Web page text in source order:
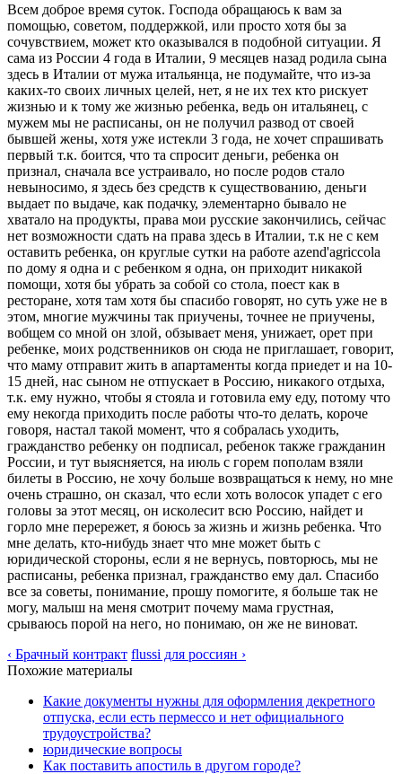
Всем доброе время суток. Господа обращаюсь к вам за
помощью, советом, поддержкой, или просто хотя бы за
сочувствием, может кто оказывался в подобной ситуации. Я
сама из России 4 года в Италии, 9 месяцев назад родила сына
здесь в Италии от мужа итальянца, не подумайте, что из-за
каких-то своих личных целей, нет, я не их тех кто рискует
жизнью и к тому же жизнью ребенка, ведь он итальянец, с
мужем мы не расписаны, он не получил развод от своей
бывшей жены, хотя уже истекли 3 года, не хочет спрашивать
первый т.к. боится, что та спросит деньги, ребенка он
признал, сначала все устраивало, но после родов стало
невыносимо, я здесь без средств к существованию, деньги
выдает по выдаче, как подачку, элементарно бывало не
хватало на продукты, права мои русские закончились, сейчас
нет возможности сдать на права здесь в Италии, т.к не с кем
оставить ребенка, он круглые сутки на работе azend'agriccola
по дому я одна и с ребенком я одна, он приходит никакой
помощи, хотя бы убрать за собой со стола, поест как в
ресторане, хотя там хотя бы спасибо говорят, но суть уже не в
этом, многие мужчины так приучены, точнее не приучены,
вобщем со мной он злой, обзывает меня, унижает, орет при
ребенке, моих родственников он сюда не приглашает, говорит,
что маму отправит жить в апартаменты когда приедет и на 10-
15 дней, нас сыном не отпускает в Россию, никакого отдыха,
т.к. ему нужно, чтобы я стояла и готовила ему еду, потому что
ему некогда приходить после работы что-то делать, короче
говоря, настал такой момент, что я собралась уходить,
гражданство ребенку он подписал, ребенок также гражданин
России, и тут выясняется, на июль с горем пополам взяли
билеты в Россию, не хочу больше возвращаться к нему, но мне
очень страшно, он сказал, что если хоть волосок упадет с его
головы за этот месяц, он исколесит всю Россию, найдет и
горло мне перережет, я боюсь за жизнь и жизнь ребенка. Что
мне делать, кто-нибудь знает что мне может быть с
юридической стороны, если я не вернусь, повторюсь, мы не
расписаны, ребенка признал, гражданство ему дал. Спасибо
все за советы, понимание, прошу помогите, я больше так не
могу, малыш на меня смотрит почему мама грустная,
срываюсь порой на него, но понимаю, он же не виноват.
‹ Брачный контракт flussi для россиян ›
Похожие материалы
Какие документы нужны для оформления декретного
отпуска, если есть пермессо и нет официального
трудоустройства?
юридические вопросы
Как поставить апостиль в другом городе?